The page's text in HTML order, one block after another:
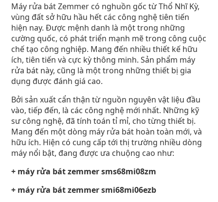
Máy rửa bát Zemmer có nghuồn gốc từ Thổ Nhĩ Kỳ,
vùng đất sở hữu hầu hết các công nghệ tiên tiến
hiện nay. Được mệnh danh là một trong những
cường quốc, có phát triển mạnh mẽ trong công cuộc
chế tạo công nghiệp. Mang đến nhiều thiết kế hữu
ích, tiên tiến và cực kỳ thông minh. Sản phẩm máy
rửa bát này, cũng là một trong những thiết bị gia
dụng được đánh giá cao.
Bởi sản xuất cẩn thận từ nguồn nguyên vật liệu đầu
vào, tiếp đến, là các công nghệ mới nhất. Những kỹ
sư công nghệ, đã tính toán tỉ mỉ, cho từng thiết bị.
Mang đến một dòng máy rửa bát hoàn toàn mới, và
hữu ích. Hiện có cung cấp tới thị trường nhiều dòng
máy nổi bật, đang được ưa chuộng cao như:
+ máy rửa bát zemmer sms68mi08zm
+ máy rửa bát zemmer smi68mi06ezb